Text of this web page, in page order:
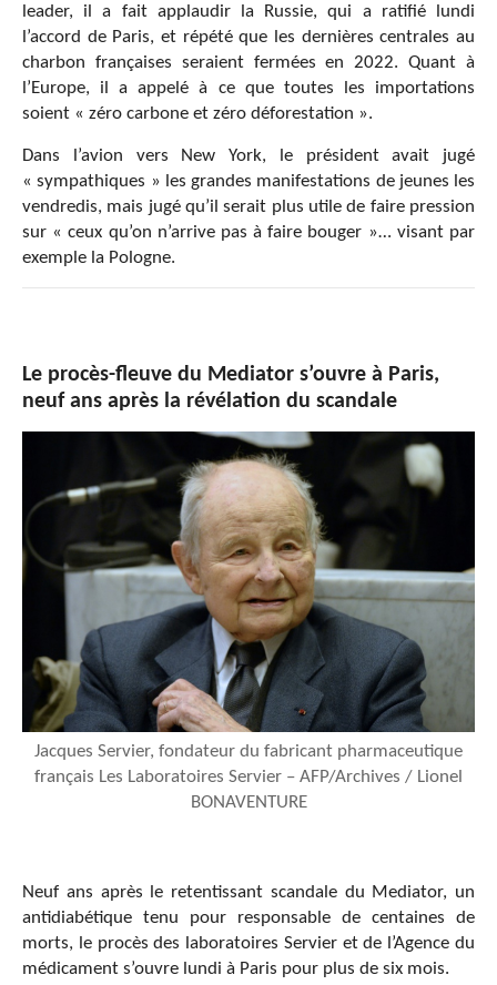
leader, il a fait applaudir la Russie, qui a ratifié lundi
l’accord de Paris, et répété que les dernières centrales au
charbon françaises seraient fermées en 2022. Quant à
l’Europe, il a appelé à ce que toutes les importations
soient « zéro carbone et zéro déforestation ».
Dans l’avion vers New York, le président avait jugé
« sympathiques » les grandes manifestations de jeunes les
vendredis, mais jugé qu’il serait plus utile de faire pression
sur « ceux qu’on n’arrive pas à faire bouger »… visant par
exemple la Pologne.
Le procès-fleuve du Mediator s’ouvre à Paris,
neuf ans après la révélation du scandale
Jacques Servier, fondateur du fabricant pharmaceutique
français Les Laboratoires Servier – AFP/Archives / Lionel
BONAVENTURE
Neuf ans après le retentissant scandale du Mediator, un
antidiabétique tenu pour responsable de centaines de
morts, le procès des laboratoires Servier et de l’Agence du
médicament s’ouvre lundi à Paris pour plus de six mois.